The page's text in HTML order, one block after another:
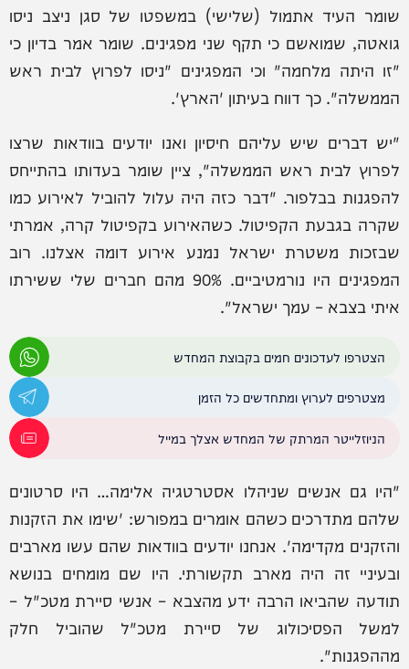
שומר העיד אתמול (שלישי) במשפטו של סגן ניצב ניסו
גואטה, שמואשם כי תקף שני מפגינים. שומר אמר בדיון כי
"זו היתה מלחמה" וכי המפגינים "ניסו לפרוץ לבית ראש
הממשלה". כך דווח בעיתון 'הארץ'.
"יש דברים שיש עליהם חיסיון ואנו יודעים בוודאות שרצו
לפרוץ לבית ראש הממשלה", ציין שומר בעדותו בהתייחס
להפגנות בבלפור. "דבר כזה היה עלול להוביל לאירוע כמו
שקרה בגבעת הקפיטול. כשהאירוע בקפיטול קרה, אמרתי
שבזכות משטרת ישראל נמנע אירוע דומה אצלנו. רוב
המפגינים היו נורמטיביים. 90% מהם חברים שלי ששירתו
איתי בצבא – עמך ישראל".
הצטרפו לעדכונים חמים בקבוצת המחדש
מצטרפים לערוץ ומתחדשים כל הזמן
הניוזלייטר המרתק של המחדש אצלך במייל
"היו גם אנשים שניהלו אסטרטגיה אלימה… היו סרטונים
שלהם מתדרכים כשהם אומרים במפורש: 'שימו את הזקנות
והזקנים מקדימה'. אנחנו יודעים בוודאות שהם עשו מארבים
ובעיניי זה היה מארב תקשורתי. היו שם מומחים בנושא
תודעה שהביאו הרבה ידע מהצבא – אנשי סיירת מטכ"ל –
למשל הפסיכולוג של סיירת מטכ"ל שהוביל חלק
מההפגנות".